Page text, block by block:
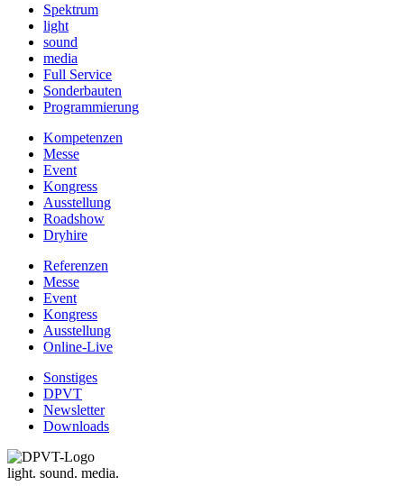
Spektrum
light
sound
media
Full Service
Sonderbauten
Programmierung
Kompetenzen
Messe
Event
Kongress
Ausstellung
Roadshow
Dryhire
Referenzen
Messe
Event
Kongress
Ausstellung
Online-Live
Sonstiges
DPVT
Newsletter
Downloads
light. sound. media.